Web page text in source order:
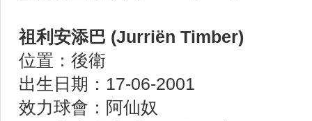
祖利安添巴 (Jurriën Timber)
位置：後衛
出生日期：17-06-2001
效力球會：阿仙奴